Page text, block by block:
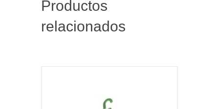
Productos
relacionados